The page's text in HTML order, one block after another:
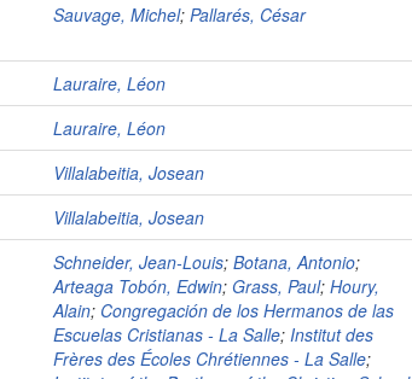
Sauvage, Michel;Pallarés, César
Lauraire, Léon
Lauraire, Léon
Villalabeitia, Josean
Villalabeitia, Josean
Schneider, Jean-Louis;Botana, Antonio;
Arteaga Tobón, Edwin;Grass, Paul;Houry,
Alain; Congregación de los Hermanos de las
Escuelas Cristianas - La Salle; Institut des
Frères des Écoles Chrétiennes - La Salle;